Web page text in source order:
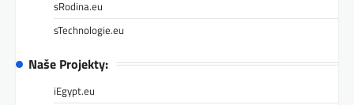
sRodina.eu
sTechnologie.eu
Naše Projekty:
iEgypt.eu